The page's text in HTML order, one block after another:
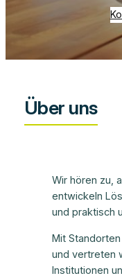
Über uns
Wir hören zu,
entwickeln
und praktisch
Mit
und vertreten
Institutionen